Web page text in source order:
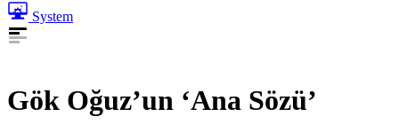
System
Gök Oğuz’un ‘Ana Sözü’